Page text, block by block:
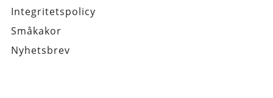
Integritetspolicy
Småkakor
Nyhetsbrev